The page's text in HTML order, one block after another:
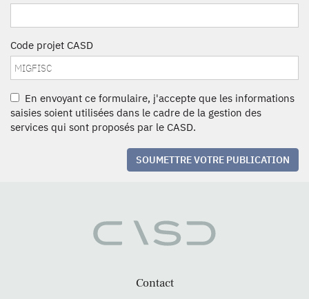
Code projet CASD
En envoyant ce formulaire, j'accepte que les informations
saisies soient utilisées dans le cadre de la gestion des
services qui sont proposés par le CASD.
SOUMETTRE VOTRE PUBLICATION
Contact